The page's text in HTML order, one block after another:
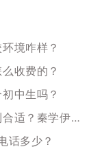
境咋样？
收费的？
中生吗？
高三成绩中等什么时候报名全日制合适？秦学伊顿推荐吗？
话多少？